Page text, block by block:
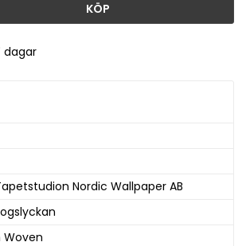
KÖP
dagar
Nordic Wallpaper AB
Woven